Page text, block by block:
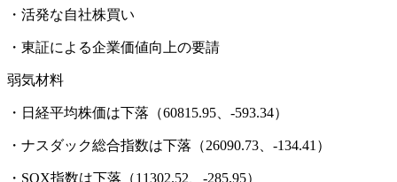
・活発な自社株買い
・東証による企業価値向上の要請
弱気材料
・日経平均株価は下落（60815.95、-593.34）
・ナスダック総合指数は下落（26090.73、-134.41）
・SOX指数は下落（11302.52、-285.95）